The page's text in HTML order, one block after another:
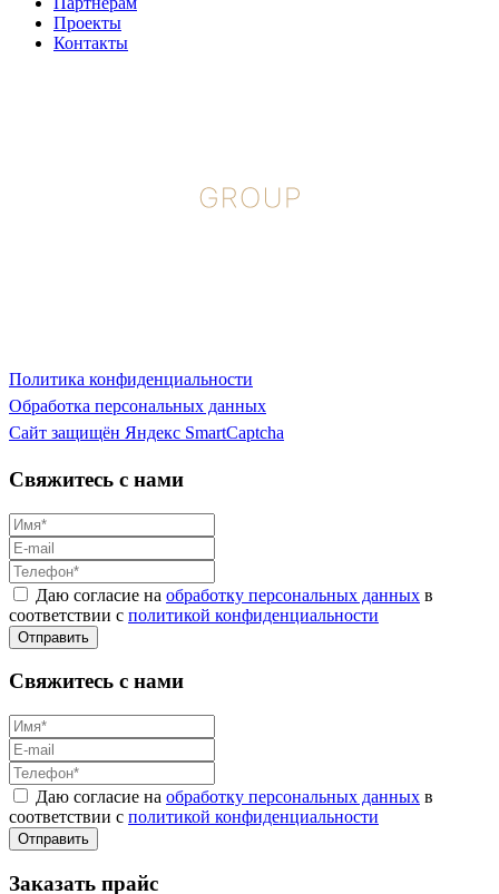
Проекты
Контакты
Политика конфиденциальности
Обработка персональных данных
Сайт защищён Яндекс SmartCaptcha
Свяжитесь с нами
Даю согласие на обработку персональных данных в
соответствии с политикой конфиденциальности
Свяжитесь с нами
Даю согласие на обработку персональных данных в
соответствии с политикой конфиденциальности
Заказать прайс